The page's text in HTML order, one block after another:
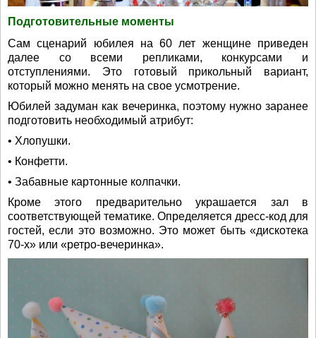
Подготовительные моменты
Сам сценарий юбилея на 60 лет женщине приведен
далее со всеми репликами, конкурсами и
отступлениями. Это готовый прикольный вариант,
который можно менять на свое усмотрение.
Юбилей задуман как вечеринка, поэтому нужно заранее
подготовить необходимый атрибут:
• Хлопушки.
• Конфетти.
• Забавные картонные колпачки.
Кроме этого предварительно украшается зал в
соответствующей тематике. Определяется дресс-код для
гостей, если это возможно. Это может быть «дискотека
70-х» или «ретро-вечеринка».